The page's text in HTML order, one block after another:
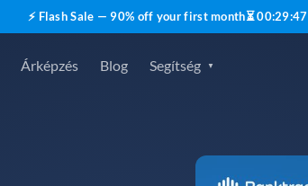
⚡ Flash Sale — 90% off your first month⏳00:29:45
Árképzés Blog Segítség